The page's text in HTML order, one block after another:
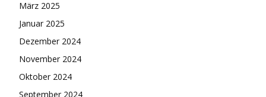
März 2025
Januar 2025
Dezember 2024
November 2024
Oktober 2024
September 2024